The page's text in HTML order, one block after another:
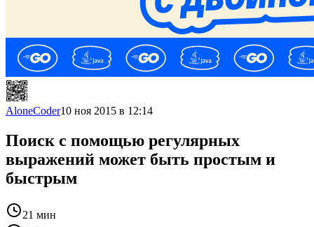
AloneCoder10 ноя 2015 в 12:14
Поиск с помощью регулярных
выражений может быть простым и
быстрым
21 мин